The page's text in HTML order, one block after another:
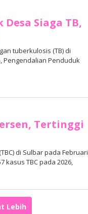
Desa Siaga TB,
tuberkulosis (TB) di
Pengendalian Penduduk
Tertinggi
di Sulbar pada Februari
kasus TBC pada 2026,
Lebih